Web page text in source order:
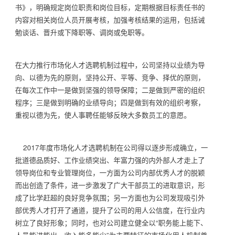
书》，明确规定岗位职责和岗位目标，定期根据目标责任书的
内容对相关岗位人员开展考核，加强考核结果的运用，包括诫
勉谈话、晋升或下降职等、调岗或免职等。
在大力推行市场化人才选聘机制过程中，公司坚持以业绩为导
向、以德为先的原则，坚持公开、平等、竞争、择优的原则，
在每次工作中一是做到坚强的领导保障；二是做到严密的组织
程序；三是做到明确的业绩导向；四是做到有效的组织考察，
重视以德为先，使人事聘任能够反映大多数员工的意愿。
2017年度市场化人才选聘机制在公司得以逐步形成确立，一
批道德品质好、工作业绩突出、年富力强的内外部人才走上了
领导岗位和专业管理岗位，一方面为公司内部优秀人才的脱颖
而出创造了条件，进一步激发了广大干部员工的进取意识，形
成了比学赶超的良好竞争氛围；另一方面也为公司发现吸引外
部优秀人才打开了通道，提升了公司的用人公信度，在行业内
树立了良好形象；同时，也对公司建立健全以“职务能上能下、